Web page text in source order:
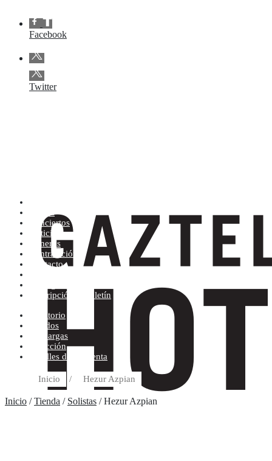
Facebook
Twitter
Tienda
Conciertos
Noticias
Géneros
Contratación
Contacto
Suscripción al boletín
Escritorio
Pedidos
Descargas
Dirección
Detalles de la cuenta
Inicio / Hezur Azpian
Inicio /Tienda / Solistas / Hezur Azpian